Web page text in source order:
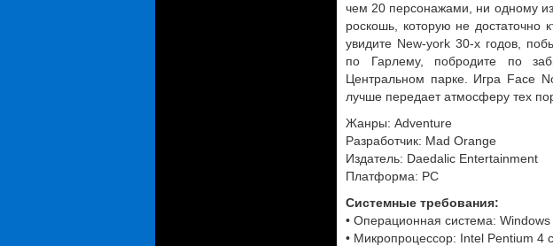
чем 20 персонажами, ни одному из
роскошь, которую не достаточно
увидите New-york 30-х годов,
по Гарлему, побродите по
Центральном парке. Игра Face
лучше передает атмосферу тех
Жанры: Adventure
Разработчик: Mad Orange
Издатель: Daedalic Entertainment
Платформа: PC
Системные требования:
• Операционная система: Windows
• Микропроцессор: Intel Pentium 4